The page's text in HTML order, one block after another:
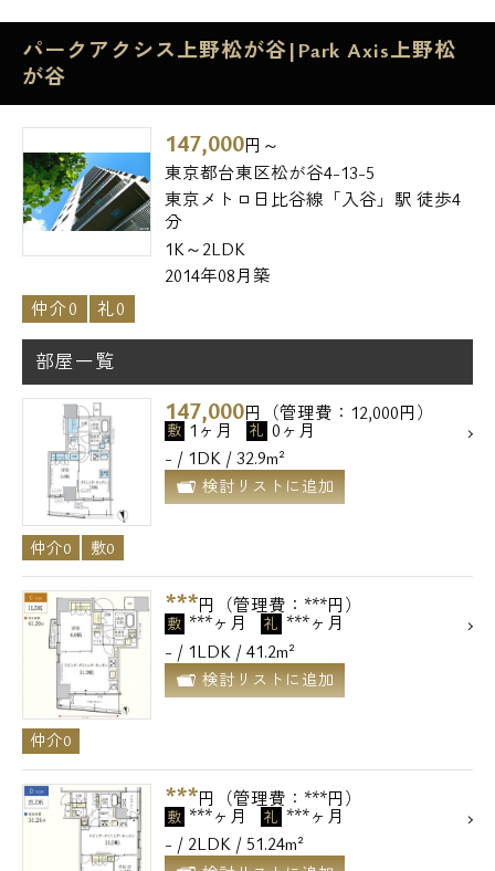
パークアクシス上野松が谷|Park Axis上野松
が谷
147,000円～
東京都台東区松が谷4-13-5
東京メトロ日比谷線「入谷」駅 徒歩4
分
1K～2LDK
2014年08月築
仲介0
礼0
部屋一覧
147,000円（管理費：12,000円）
敷 1ヶ月 礼 0ヶ月
- / 1DK / 32.9m²
検討リストに追加
仲介0 敷0
***円（管理費：***円）
敷 ***ヶ月 礼 ***ヶ月
- / 1LDK / 41.2m²
検討リストに追加
仲介0
***円（管理費：***円）
敷 ***ヶ月 礼 ***ヶ月
- / 2LDK / 51.24m²